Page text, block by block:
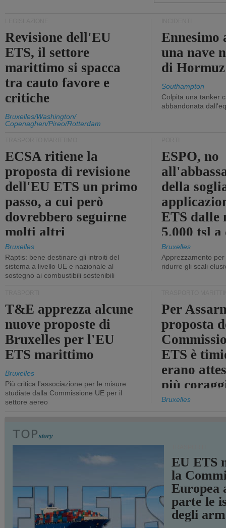
Revisione dell'EU
ETS, il settore
marittimo si spacca
tra cauto favore e
critiche
Bruxelles/Washington/
Copenaghen/Pireo/Rotterdam
Ennesimo
una nave
di Hormuz
Southampton
Colpita una tanker
abbandonata
ECSA ritiene la
proposta di revisione
dell'EU ETS un primo
passo, a cui però
dovrebbero seguirne
molti altri
Bruxelles
Raptis: bene destinare gli introiti del
sistema a livello UE e nazionale al
sostegno ai combustibili sostenibili
ESPO, no
della
ETS dalle
5.000 tsl
400 tsl
Bruxelles
Apprezzamento
ridurre gli scali
T&E apprezza alcune
nuove proposte di
Bruxelles per l'EU
ETS marittimo
Bruxelles
Più critica l'associazione per le misure
studiate dalla Commissione UE per il
settore aereo
Per
proposta
ETS è
erano
più
Bruxelles
EU ETS
la
Europea
parte le
degli